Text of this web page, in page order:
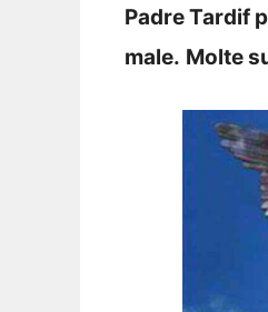
Padre Tardif
male. Molte